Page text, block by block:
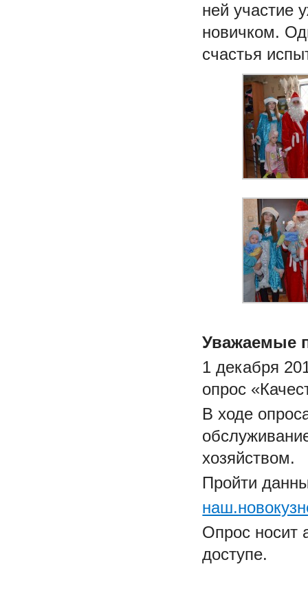
ней участие
новичком.
счастья
Уважаемые
1 декабря
опрос
В ходе
хозяйством.
Пройти
Опрос носит
доступе.